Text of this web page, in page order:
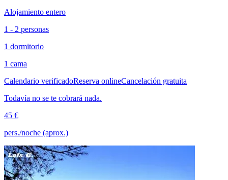
Alojamiento entero
1 - 2 personas
1 dormitorio
1 cama
Calendario verificadoReserva onlineCancelación gratuita
Todavía no se te cobrará nada.
45 €
pers./noche (aprox.)